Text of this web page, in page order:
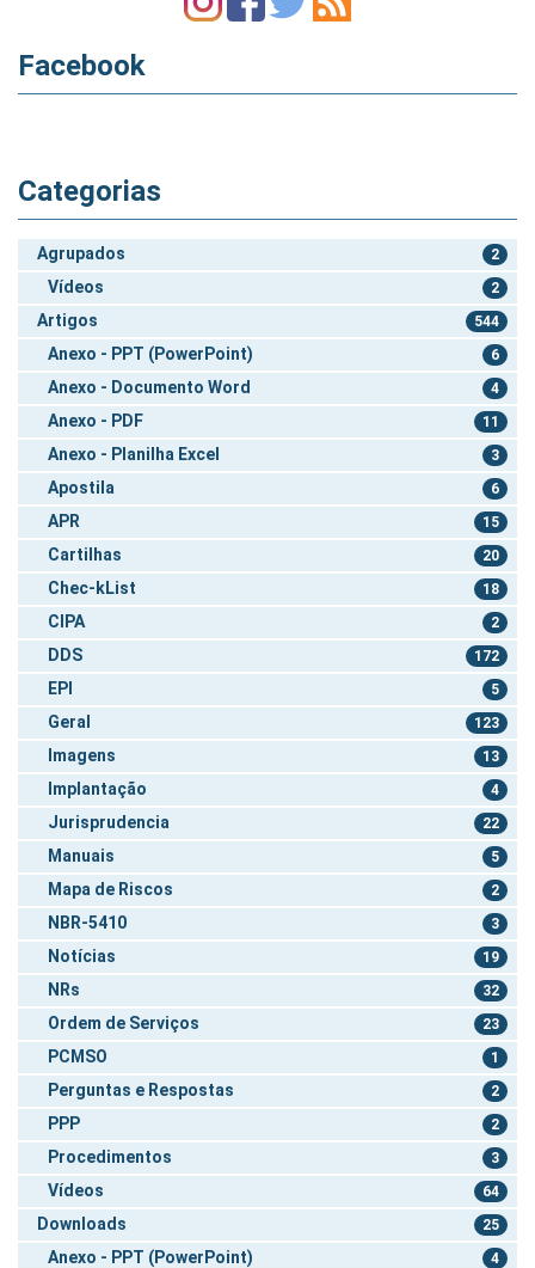
Facebook
Categorias
Agrupados 2
Vídeos 2
Artigos 544
Anexo - PPT (PowerPoint) 6
Anexo - Documento Word 4
Anexo - PDF 11
Anexo - Planilha Excel 3
Apostila 6
APR 15
Cartilhas 20
Chec-kList 18
CIPA 2
DDS 172
EPI 5
Geral 123
Imagens 13
Implantação 4
Jurisprudencia 22
Manuais 5
Mapa de Riscos 2
NBR-5410 3
Notícias 19
NRs 32
Ordem de Serviços 23
PCMSO 1
Perguntas e Respostas 2
PPP 2
Procedimentos 3
Vídeos 64
Downloads 25
Anexo - PPT (PowerPoint) 4